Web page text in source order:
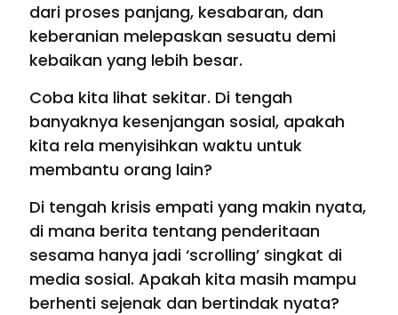
dari proses panjang, kesabaran, dan
keberanian melepaskan sesuatu demi
kebaikan yang lebih besar.
Coba kita lihat sekitar. Di tengah
banyaknya kesenjangan sosial, apakah
kita rela menyisihkan waktu untuk
membantu orang lain?
Di tengah krisis empati yang makin nyata,
di mana berita tentang penderitaan
sesama hanya jadi ‘scrolling’ singkat di
media sosial. Apakah kita masih mampu
berhenti sejenak dan bertindak nyata?